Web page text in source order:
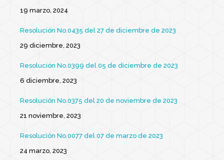
19 marzo, 2024
Resolución No.0435 del 27 de diciembre de 2023
29 diciembre, 2023
Resolución No.0399 del 05 de diciembre de 2023
6 diciembre, 2023
Resolución No.0375 del 20 de noviembre de 2023
21 noviembre, 2023
Resolución No.0077 del 07 de marzo de 2023
24 marzo, 2023